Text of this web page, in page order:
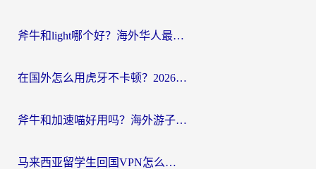
斧牛和light哪个好？海外华人最关心的回国加速器选择难题，一篇讲透
在国外怎么用虎牙不卡顿？2026海外华人亲测有效的回国加速器选择指南
斧牛和加速喵好用吗？海外游子的真实选择困境
马来西亚留学生回国VPN怎么选？3个避坑点+1款实测好用的加速器推荐